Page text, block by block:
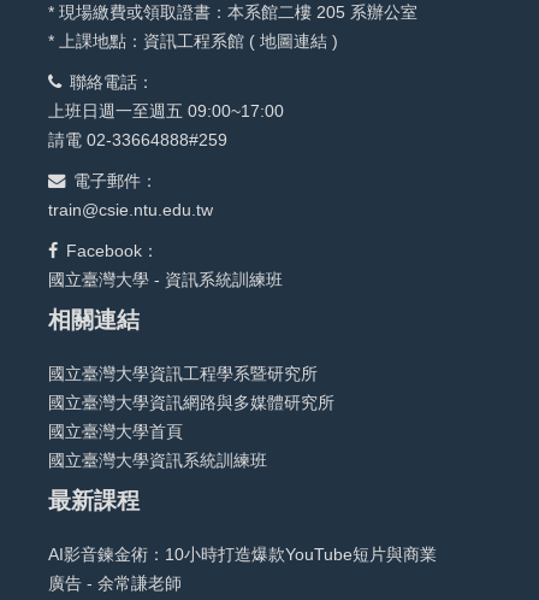
* 現場繳費或領取證書：本系館二樓 205 系辦公室
* 上課地點：資訊工程系館 ( 地圖連結 )
聯絡電話：
上班日週一至週五 09:00~17:00
請電 02-33664888#259
電子郵件：
train@csie.ntu.edu.tw
Facebook：
國立臺灣大學 - 資訊系統訓練班
相關連結
國立臺灣大學資訊工程學系暨研究所
國立臺灣大學資訊網路與多媒體研究所
國立臺灣大學首頁
國立臺灣大學資訊系統訓練班
最新課程
AI影音鍊金術：10小時打造爆款YouTube短片與商業
廣告 - 余常謙老師